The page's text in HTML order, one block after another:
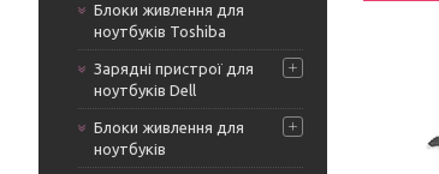
Блоки живлення для
ноутбуків Toshiba
Зарядні пристрої для
ноутбуків Dell
Блоки живлення для
ноутбуків